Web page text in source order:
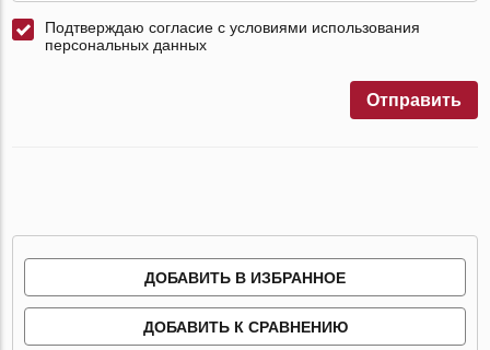
Подтверждаю согласие с условиями использования
персональных данных
Отправить
ДОБАВИТЬ В ИЗБРАННОЕ
ДОБАВИТЬ К СРАВНЕНИЮ